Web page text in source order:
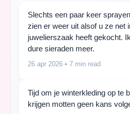
Slechts een paar keer
zien er weer uit alsof u ze net
juwelierszaak heeft gekocht.
dure sieraden meer.
26 apr 2026 • 7 min read
Tijd om je winterkleding op te
krijgen motten geen kans